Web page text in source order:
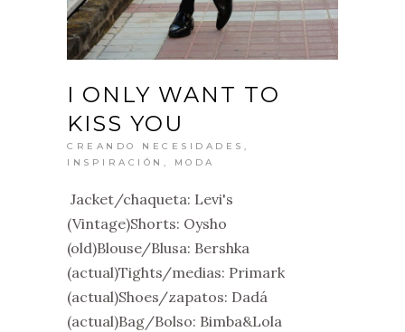
I ONLY WANT TO
KISS YOU
CREANDO NECESIDADES ,
INSPIRACIÓN , MODA
Jacket/chaqueta: Levi's
(Vintage)Shorts: Oysho
(old)Blouse/Blusa: Bershka
(actual)Tights/medias: Primark
(actual)Shoes/zapatos: Dadá
(actual)Bag/Bolso: Bimba&Lola